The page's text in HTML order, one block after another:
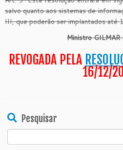
salvo quanto aos sistemas de
III, que poderão ser implantados até
Ministro GILMAR
REVOGADA PELA
16/12/
Pesquisar
Search
for: